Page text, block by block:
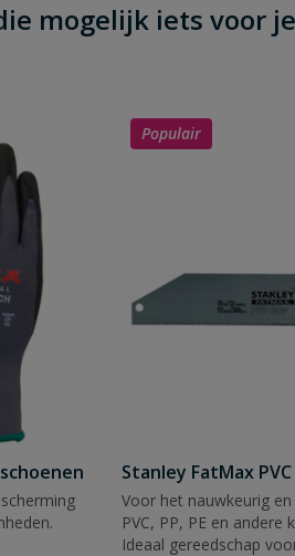
mogelijk iets voor
Populair
Stanley FatMax
Voor het nauwkeurig
PVC, PP, PE en
Ideaal gereedschap